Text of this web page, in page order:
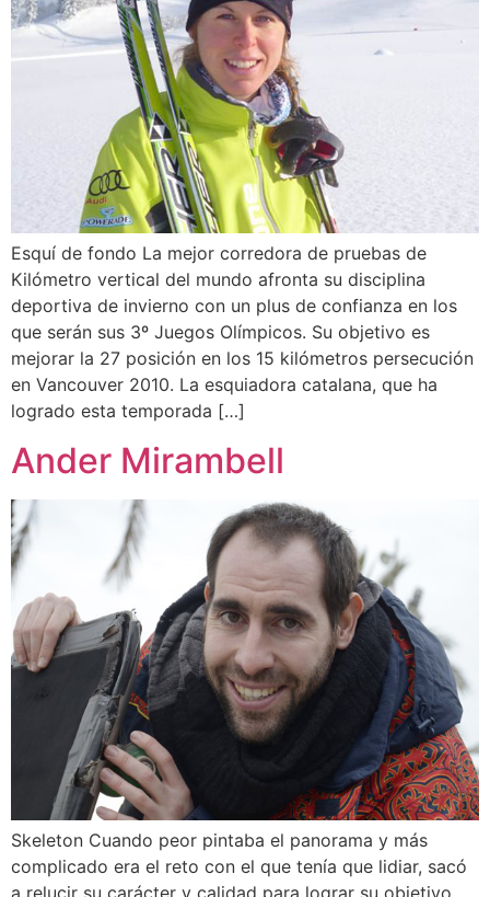
Esquí de fondo La mejor corredora de pruebas de
Kilómetro vertical del mundo afronta su disciplina
deportiva de invierno con un plus de confianza en los
que serán sus 3º Juegos Olímpicos. Su objetivo es
mejorar la 27 posición en los 15 kilómetros persecución
en Vancouver 2010. La esquiadora catalana, que ha
logrado esta temporada […]
Ander Mirambell
Skeleton Cuando peor pintaba el panorama y más
complicado era el reto con el que tenía que lidiar, sacó